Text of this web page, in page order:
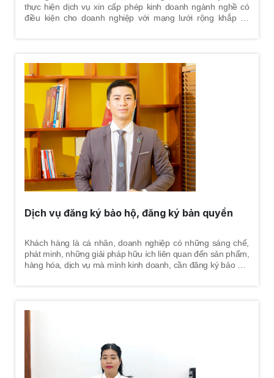
thực hiện dịch vụ xin cấp phép kinh doanh ngành nghề có
điều kiện cho doanh nghiệp với mạng lưới rộng khắp cả
Dịch vụ đăng ký bảo hộ, đăng ký bản quyền
Khách hàng là cá nhân, doanh nghiệp có những sáng chế,
phát minh, những giải pháp hữu ích liên quan đến sản phẩm,
hàng hóa, dịch vụ mà mình kinh doanh, cần đăng ký bảo hộ,